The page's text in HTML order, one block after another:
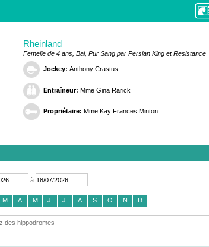
Rheinland
Femelle de 4 ans, Bai, Pur Sang par Persian King et Resistance
Jockey: Anthony Crastus
Entraîneur: Mme Gina Rarick
Propriétaire: Mme Kay Frances Minton
à
M A M J J A S O N D